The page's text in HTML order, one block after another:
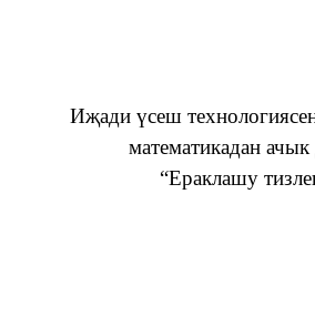
Иҗади үсеш
математикадан ачык
“Ераклашу